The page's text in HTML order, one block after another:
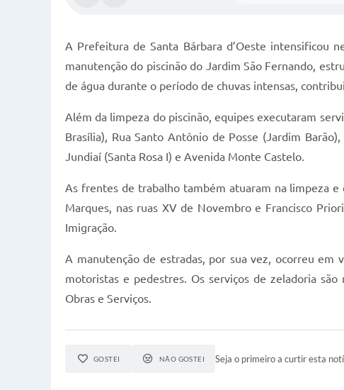
A Prefeitura de Santa Bárbara d’Oeste intensificou
manutenção do piscinão do Jardim São Fernando,
de água durante o período de chuvas intensas,
Além da limpeza do piscinão, equipes executaram
Brasília), Rua Santo Antônio de Posse (Jardim
Jundiaí (Santa Rosa I) e Avenida Monte Castelo.
As frentes de trabalho também atuaram na limpeza e
Marques, nas ruas XV de Novembro e Francisco
Imigração.
A manutenção de estradas, por sua vez, ocorreu em
motoristas e pedestres. Os serviços de zeladoria
Obras e Serviços.
GOSTEI NÃO GOSTEI Seja o primeiro a curtir esta